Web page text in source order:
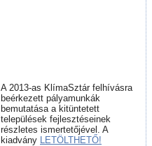
A 2013-as KlímaSztár felhívásra
beérkezett pályamunkák
bemutatása a kitüntetett
települések fejlesztéseinek
részletes ismertetőjével. A
kiadvány LETÖLTHETŐ!